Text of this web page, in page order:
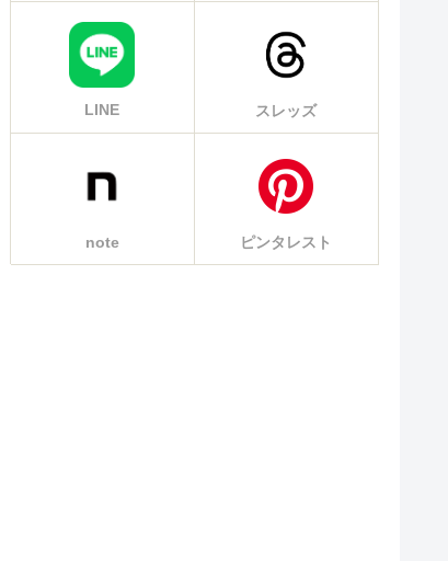
LINE スレッズ
note ピンタレスト